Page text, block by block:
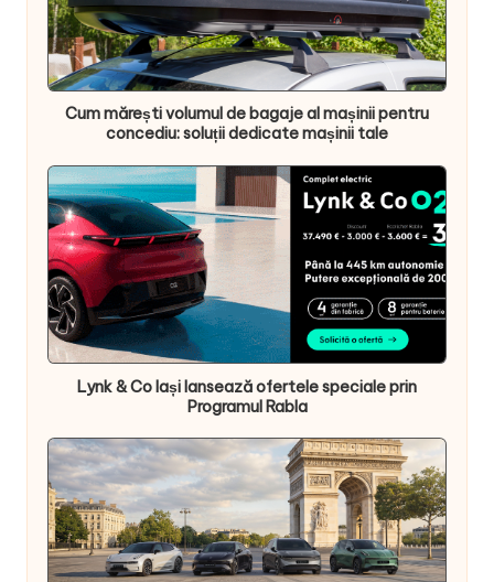
Cum mărești volumul de bagaje al mașinii pentru
concediu: soluții dedicate mașinii tale
Lynk & Co Iași lansează ofertele speciale prin
Programul Rabla